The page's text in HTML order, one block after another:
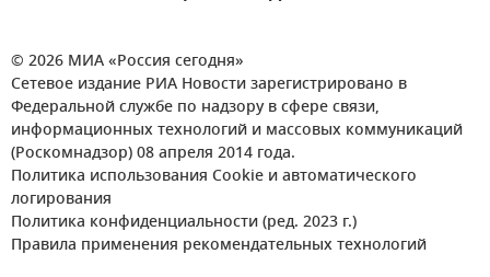
© 2026 МИА «Россия сегодня»
Сетевое издание РИА Новости зарегистрировано в
Федеральной службе по надзору в сфере связи,
информационных технологий и массовых коммуникаций
(Роскомнадзор) 08 апреля 2014 года.
Политика использования Cookie и автоматического
логирования
Политика конфиденциальности (ред. 2023 г.)
Правила применения рекомендательных технологий